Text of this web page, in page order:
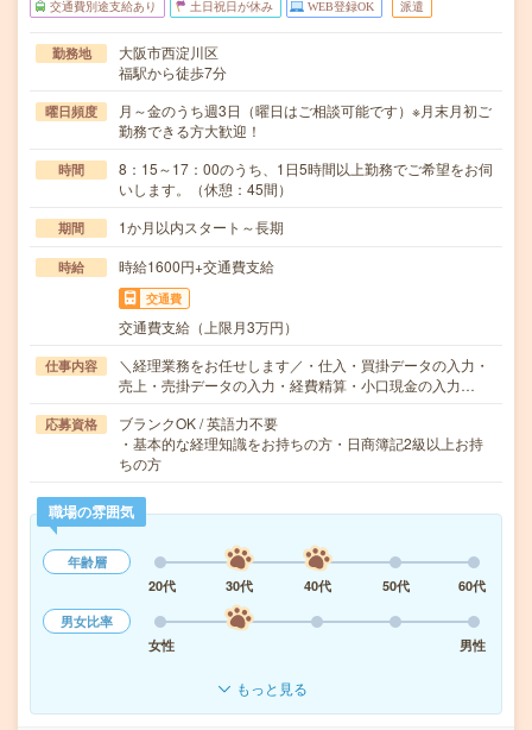
交通費別途支給あり 土日祝日が休み WEB登録OK 派遣
勤務地
大阪市西淀川区
福駅から徒歩7分
曜日頻度
月～金のうち週3日（曜日はご相談可能です）※月末月初ご
勤務できる方大歓迎！
時間
8：15～17：00のうち、1日5時間以上勤務でご希望をお伺
いします。（休憩：45間）
期間 1か月以内スタート～長期
時給 時給1600円+交通費支給
交通費
交通費支給（上限月3万円）
仕事内容
＼経理業務をお任せします／・仕入・買掛データの入力・
売上・売掛データの入力・経費精算・小口現金の入力…
応募資格
ブランクOK / 英語力不要
・基本的な経理知識をお持ちの方・日商簿記2級以上お持
ちの方
職場の雰囲気
年齢層
20代
30代 40代 50代
60代
男女比率
女性
男性
もっと見る